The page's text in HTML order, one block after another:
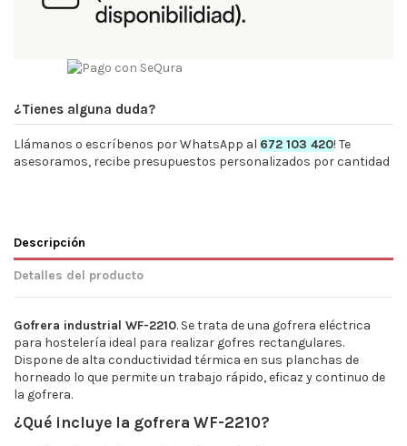
¿Tienes alguna duda?
Llámanos o escríbenos por WhatsApp al 672 103 420! Te
asesoramos, recibe presupuestos personalizados por cantidad
Descripción
Detalles del producto
Gofrera industrial WF-2210. Se trata de una gofrera eléctrica
para hostelería ideal para realizar gofres rectangulares.
Dispone de alta conductividad térmica en sus planchas de
horneado lo que permite un trabajo rápido, eficaz y continuo de
la gofrera.
¿Qué incluye la gofrera WF-2210?